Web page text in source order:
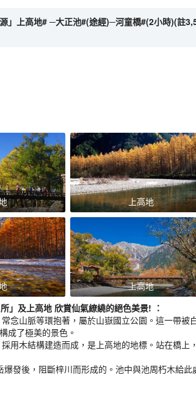
」上高地# ─大正池#(途經)─河童橋#(2小時)(註
上高地
上高地
」及上高地 欣賞仙氣繚繞的絕色美景! ：
念山脈等環抱著，屬於山嶽國立公園。這一帶被
成了極美的景色。
用木結構建造而成，是上高地的地標。站在橋上
後，阻斷梓川而形成的。池中與池周朽木給此